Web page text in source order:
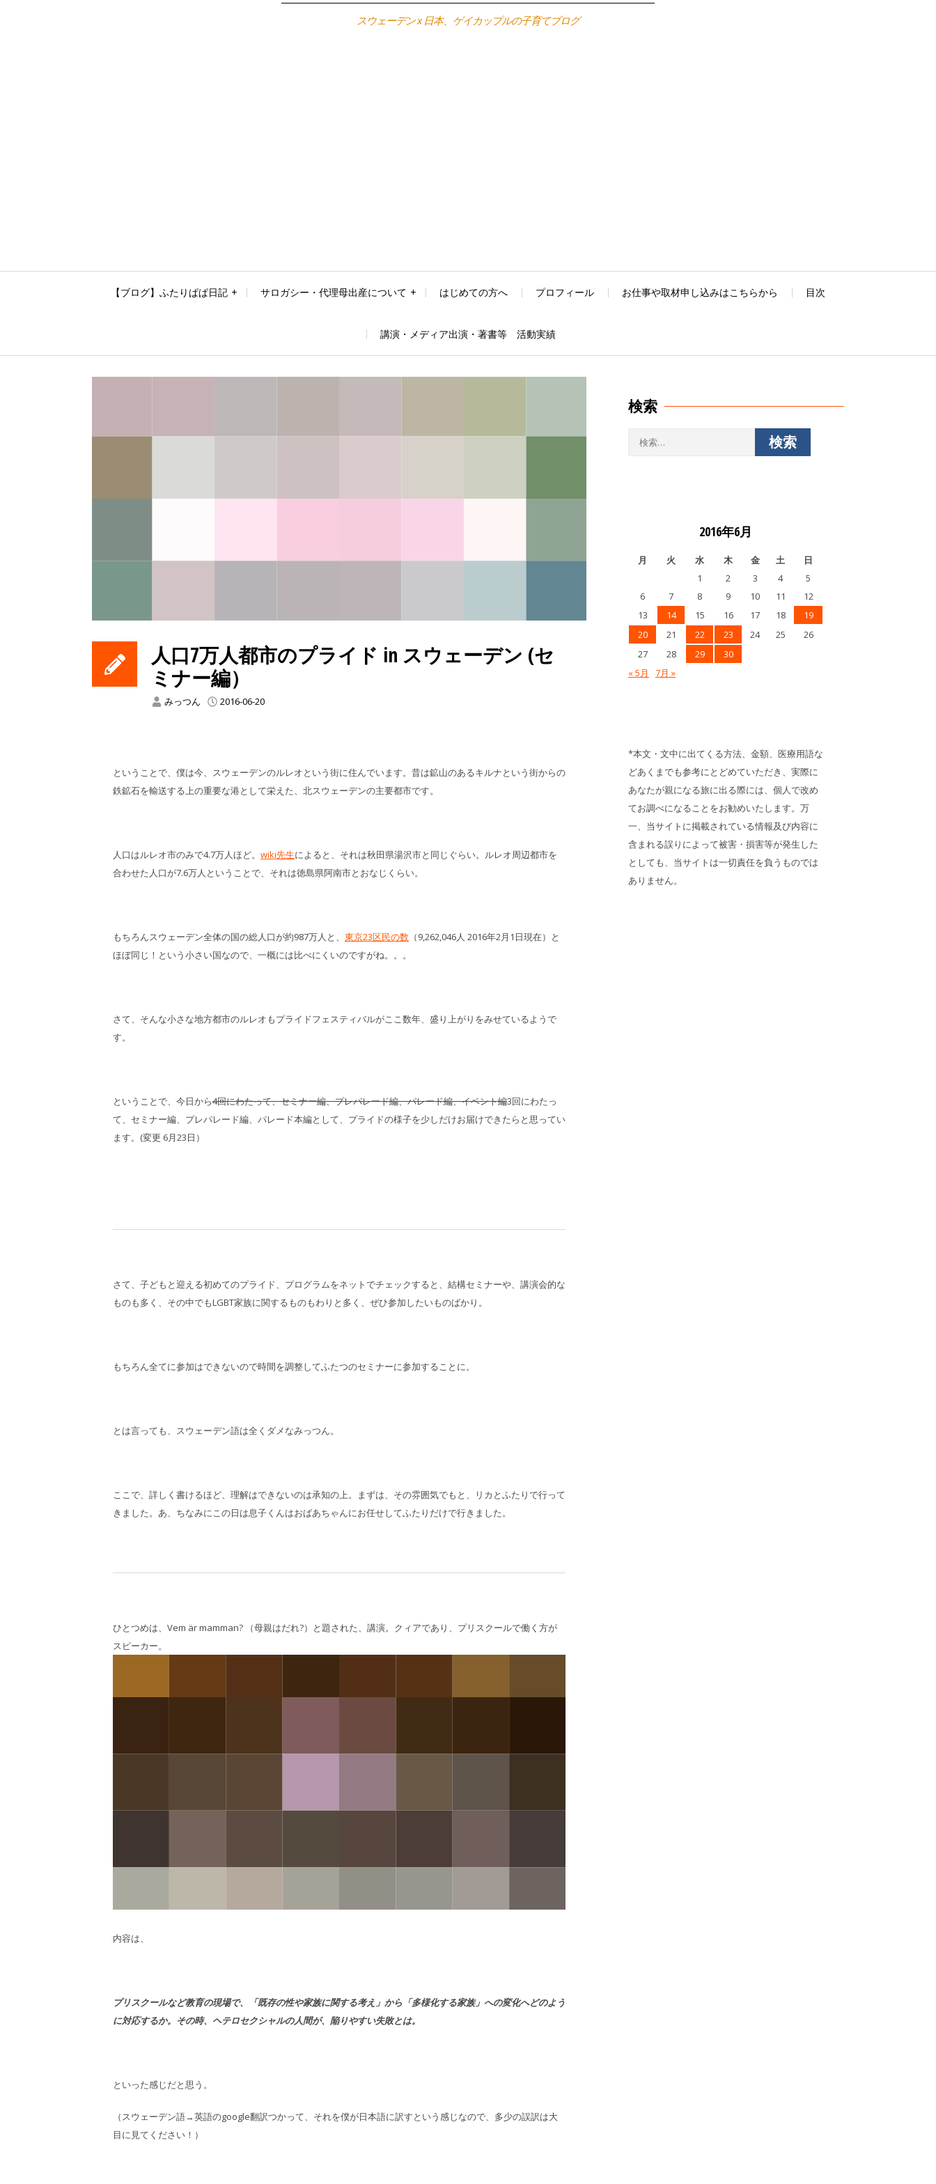
スウェーデン x 日本、ゲイカップルの子育てブログ
【ブログ】ふたりぱぱ日記 サロガシー・代理母出産について はじめての方へ プロフィール お仕事や取材申し込みはこちらから 目次
講演・メディア出演・著書等 活動実績
人口7万人都市のプライド in スウェーデン (セ
ミナー編）
みっつん 2016-06-20
ということで、僕は今、スウェーデンのルレオという街に住んでいます。昔は鉱山のあるキルナという街からの
鉄鉱石を輸送する上の重要な港として栄えた、北スウェーデンの主要都市です。
人口はルレオ市のみで4.7万人ほど。 wiki先生によると、それは秋田県湯沢市と同じぐらい。ルレオ周辺都市を
合わせた人口が7.6万人ということで、それは徳島県阿南市とおなじくらい。
もちろんスウェーデン全体の国の総人口が約987万人と、 東京23区民の数 （9,262,046人 2016年2月1日現在）と
ほぼ同じ！という小さい国なので、一概には比べにくいのですがね。。。
さて、そんな小さな地方都市のルレオもプライドフェスティバルがここ数年、盛り上がりをみせているようで
す。
ということで、今日から4回にわたって、セミナー編、プレパレード編、パレード編、イベント編3回にわたっ
て、セミナー編、プレパレード編、パレード本編として、プライドの様子を少しだけお届けできたらと思ってい
ます。(変更 6月23日）
さて、子どもと迎える初めてのプライド、プログラムをネットでチェックすると、結構セミナーや、講演会的な
ものも多く、その中でもLGBT家族に関するものもわりと多く、ぜひ参加したいものばかり。
もちろん全てに参加はできないので時間を調整してふたつのセミナーに参加することに。
とは言っても、スウェーデン語は全くダメなみっつん。
ここで、詳しく書けるほど、理解はできないのは承知の上。まずは、その雰囲気でもと、リカとふたりで行って
きました。あ、ちなみにこの日は息子くんはおばあちゃんにお任せしてふたりだけで行きました。
ひとつめは、Vem är mamman? （母親はだれ?）と題された、講演。クィアであり、プリスクールで働く方が
スピーカー。
内容は、
プリスクールなど教育の現場で、「既存の性や家族に関する考え」から「多様化する家族」への変化へどのよう
に対応するか。その時、ヘテロセクシャルの人間が、陥りやすい失敗とは。
といった感じだと思う。
（スウェーデン語→英語のgoogle翻訳つかって、それを僕が日本語に訳すという感じなので、多少の誤訳は大
目に見てください！）
検索
2016年6月
月 火 水 木 金 土
日
1
2 3 4
5
6
7 8 9 10 11
12
13
14 15 16 17 18
19
20
21 22 23 24 25
26
27
28 29
30
« 5月
7月 »
*本文・文中に出てくる方法、金額、医療用語な
どあくまでも参考にとどめていただき、実際に
あなたが親になる旅に出る際には、個人で改め
てお調べになることをお勧めいたします。万
一、当サイトに掲載されている情報及び内容に
含まれる誤りによって被害・損害等が発生した
としても、当サイトは一切責任を負うものでは
ありません。